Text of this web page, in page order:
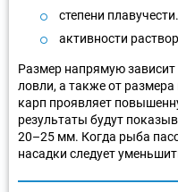
степени плавучести.
активности
Размер напрямую
ловли, а также от
карп проявляет
результаты будут
20–25 мм. Когда рыба
насадки следует